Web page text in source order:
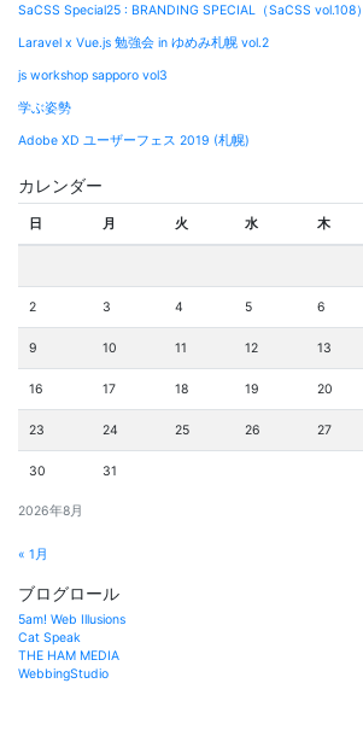
SaCSS Special25 : BRANDING SPECIAL（SaCSS vol.108）
Laravel x Vue.js 勉強会 in ゆめみ札幌 vol.2
js workshop sapporo vol3
学ぶ姿勢
Adobe XD ユーザーフェス 2019 (札幌)
カレンダー
2026年8月
日 月 火 水 木
2 3 4 5 6
9 10 11 12 13
16 17 18 19 20
23 24 25 26 27
30 31
« 1月
ブログロール
5am! Web Illusions
Cat Speak
THE HAM MEDIA
WebbingStudio